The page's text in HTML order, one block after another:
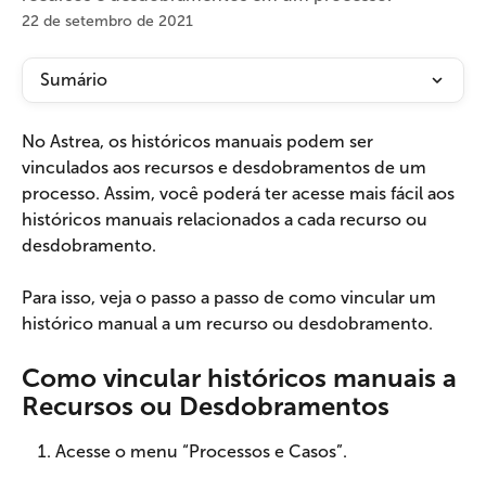
22 de setembro de 2021
Sumário
No Astrea, os históricos manuais podem ser
vinculados aos recursos e desdobramentos de um
processo. Assim, você poderá ter acesse mais fácil aos
históricos manuais relacionados a cada recurso ou
desdobramento.
Para isso, veja o passo a passo de como vincular um
histórico manual a um recurso ou desdobramento.
Como vincular históricos manuais a
Recursos ou Desdobramentos
Acesse o menu “Processos e Casos”.